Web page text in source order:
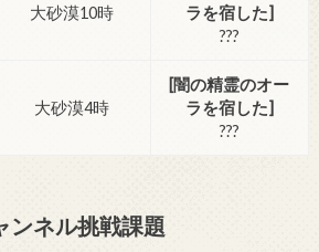
大砂漠10時
ラを宿した]
???
大砂漠4時
[闇の精霊のオー
ラを宿した]
???
ンネル挑戦課題